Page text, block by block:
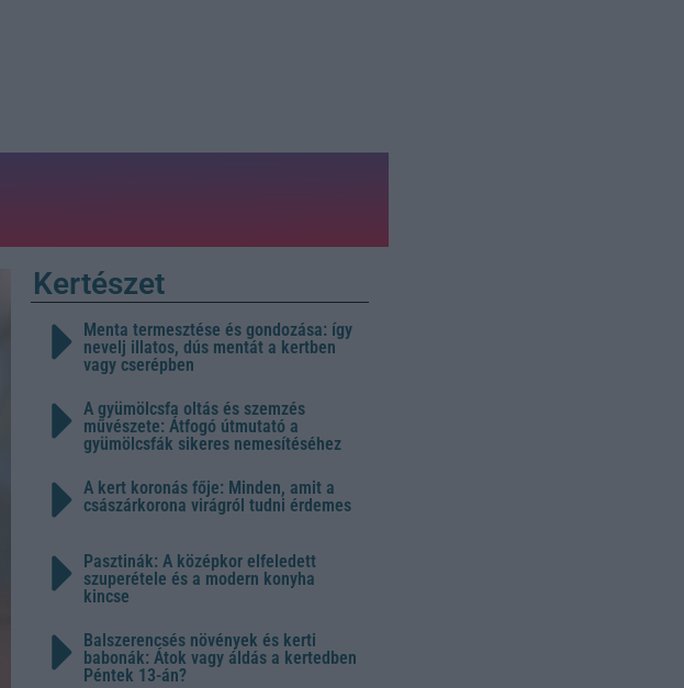
Kertészet
Menta termesztése és gondozása: így
nevelj illatos, dús mentát a kertben
vagy cserépben
A gyümölcsfa oltás és szemzés
művészete: Átfogó útmutató a
gyümölcsfák sikeres nemesítéséhez
A kert koronás fője: Minden, amit a
császárkorona virágról tudni érdemes
Pasztinák: A középkor elfeledett
szuperétele és a modern konyha
kincse
Balszerencsés növények és kerti
babonák: Átok vagy áldás a kertedben
Péntek 13-án?